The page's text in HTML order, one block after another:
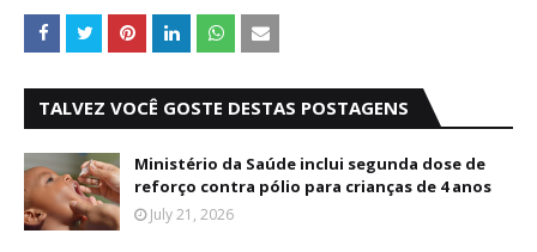
TALVEZ VOCÊ GOSTE DESTAS POSTAGENS
Ministério da Saúde inclui segunda dose de
reforço contra pólio para crianças de 4 anos
July 21, 2026